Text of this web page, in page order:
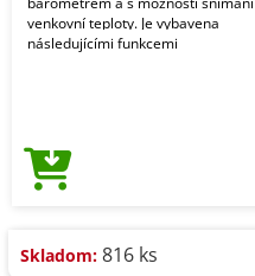
venkovní teploty. Je vybavena
následujícími funkcemi
Skladom: 816 ks